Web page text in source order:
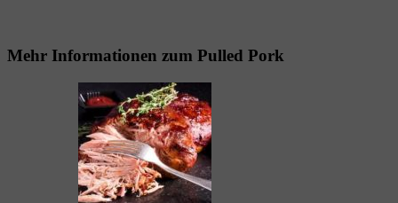
Mehr Informationen zum Pulled Pork